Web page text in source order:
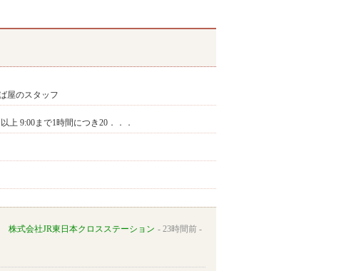
屋のスタッフ
上 9:00まで1時間につき20．．．
株式会社JR東日本クロスステーション 23時間前